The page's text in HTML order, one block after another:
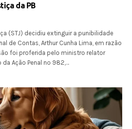
da PB
(STJ) decidiu extinguir a punibilidade
de Contas, Arthur Cunha Lima, em razão
foi proferida pelo ministro relator
Ação Penal nº 982,…